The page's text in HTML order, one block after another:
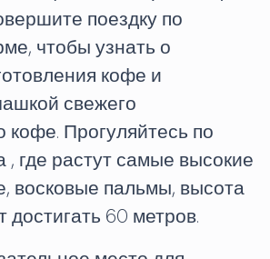
поездку по
чтобы узнать о
кофе и
свежего
кофе. Прогуляйтесь по
, где растут самые высокие
восковые пальмы, высота
достигать 60 метров.